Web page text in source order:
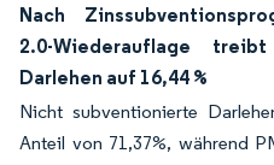
Nach
2.0-Wiederauflage
Darlehen auf 16,44 %
Nicht subventionierte
Anteil von 71,37%, während